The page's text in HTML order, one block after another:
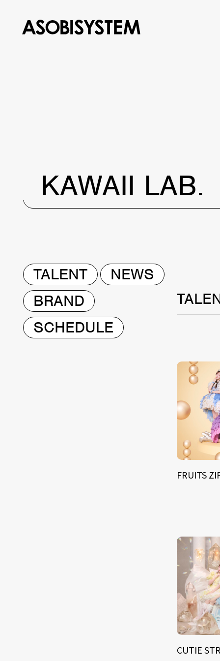
KAWAII LAB.
TALENT
NEWS
BRAND
SCHEDULE
FRUITS
CUTIE